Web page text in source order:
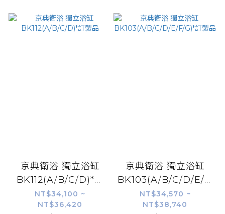
京典衛浴 獨立浴缸
BK112(A/B/C/D)*訂
製品
NT$34,100 ~
NT$36,420
京典衛浴 獨立浴缸
BK103(A/B/C/D/E/F/
訂製品
NT$34,570 ~
NT$38,740